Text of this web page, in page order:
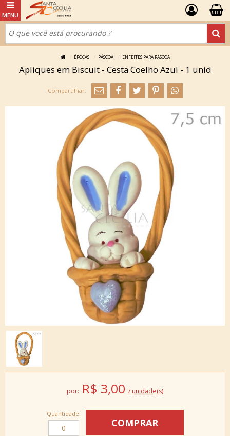
ÉPOCAS PÁSCOA ENFEITES PARA PÁSCOA
Apliques em Biscuit - Cesta Coelho Azul - 1 unid
por: R$ 3,00 / unidade(s)
Quantidade: